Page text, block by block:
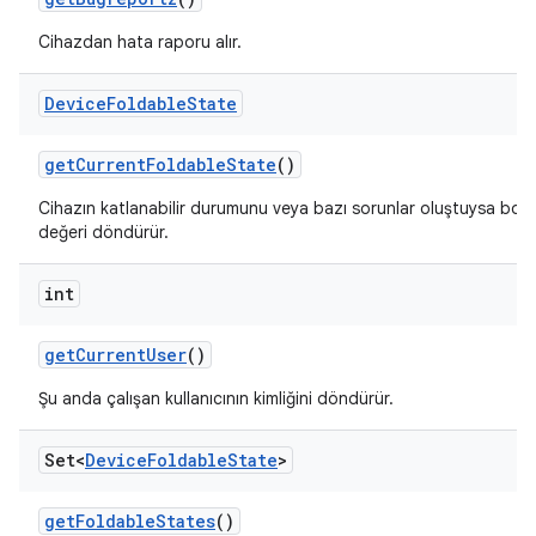
Cihazdan hata raporu alır.
DeviceFoldableState
getCurrentFoldableState()
Cihazın katlanabilir durumunu veya bazı sorunlar oluştuysa boş
değeri döndürür.
int
getCurrentUser()
Şu anda çalışan kullanıcının kimliğini döndürür.
Set<DeviceFoldableState>
getFoldableStates()